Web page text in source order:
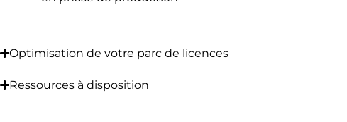
Optimisation de votre parc de licences
Ressources à disposition